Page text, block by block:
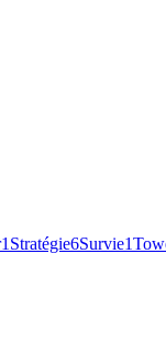
1 Stratégie6Survie1